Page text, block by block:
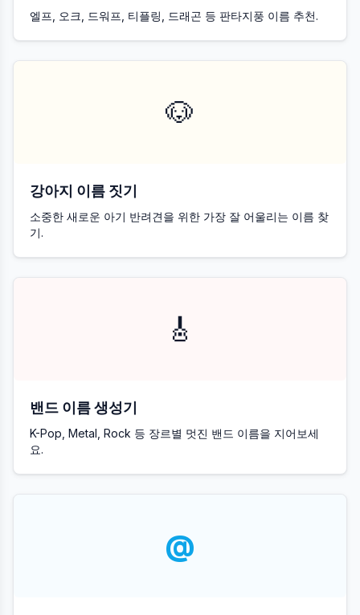
엘프, 오크, 드워프, 티플링, 드래곤 등 판타지풍 이름 추천.
🐶
강아지 이름 짓기
소중한 새로운 아기 반려견을 위한 가장 잘 어울리는 이름 찾
기.
🎸
밴드 이름 생성기
K-Pop, Metal, Rock 등 장르별 멋진 밴드 이름을 지어보세
요.
@